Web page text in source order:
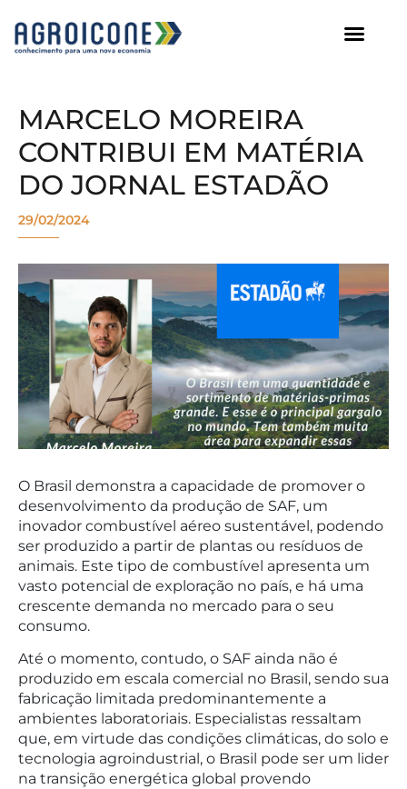
MARCELO MOREIRA
CONTRIBUI EM MATÉRIA
DO JORNAL ESTADÃO
29/02/2024
O Brasil demonstra a capacidade de promover o
desenvolvimento da produção de SAF, um
inovador combustível aéreo sustentável, podendo
ser produzido a partir de plantas ou resíduos de
animais. Este tipo de combustível apresenta um
vasto potencial de exploração no país, e há uma
crescente demanda no mercado para o seu
consumo.
Até o momento, contudo, o SAF ainda não é
produzido em escala comercial no Brasil, sendo sua
fabricação limitada predominantemente a
ambientes laboratoriais. Especialistas ressaltam
que, em virtude das condições climáticas, do solo e
tecnologia agroindustrial, o Brasil pode ser um lider
na transição energética global provendo